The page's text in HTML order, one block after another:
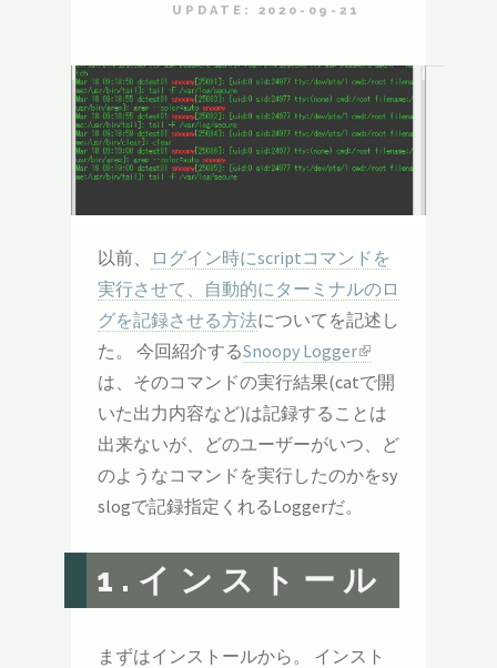
UPDATE: 2020-09-21
以前、
ログイン時にscriptコマンドを
実行させて、自動的にターミナルのロ
グを記録させる方法についてを記述し
た。 今回紹介するSnoopy Logger
は、そのコマンドの実行結果(catで開
いた出力内容など)は記録することは
出来ないが、どのユーザーがいつ、ど
のようなコマンドを実行したのかをsy
slogで記録指定くれるLoggerだ。
1.インストール
まずはインストールから。 インスト